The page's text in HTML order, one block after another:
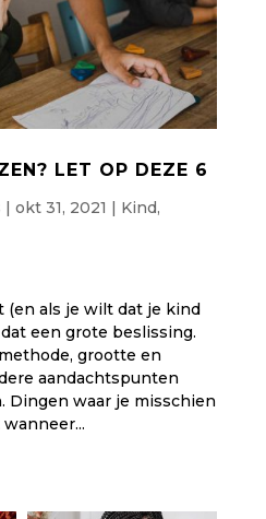
LET OP DEZE 6
| okt 31, 2021 | Kind,
(en als je wilt dat je kind
een grote beslissing.
grootte en
aandachtspunten
Dingen waar je misschien